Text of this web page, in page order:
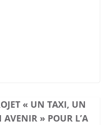
« UN TAXI, UN
» POUR L’A